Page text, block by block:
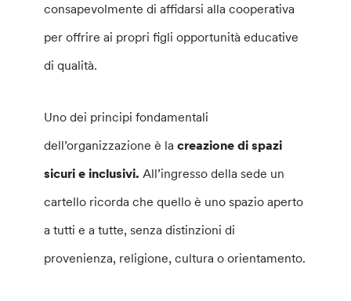
consapevolmente di affidarsi alla cooperativa
per offrire ai propri figli opportunità educative
di qualità.
Uno dei principi fondamentali
dell’organizzazione è lacreazione di spazi
sicuri e inclusivi.All’ingresso della sede un
cartello ricorda che quello è uno spazio aperto
a tutti e a tutte, senza distinzioni di
provenienza, religione, cultura o orientamento.